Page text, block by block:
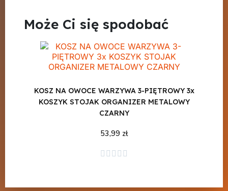
Może Ci się spodobać
KOSZ NA OWOCE WARZYWA 3-PIĘTROWY 3x
KOSZYK STOJAK ORGANIZER METALOWY
CZARNY
53,99 zł
    
Dodaj do koszyka